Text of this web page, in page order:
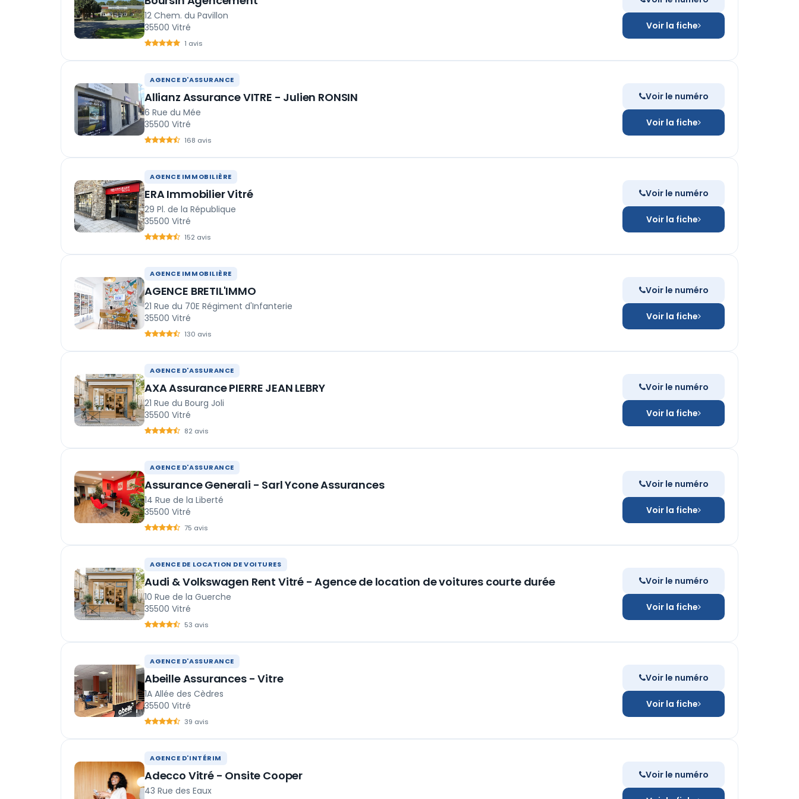
12 Chem. du Pavillon
35500 Vitré
1 avis
Voir la fiche
AGENCE D'ASSURANCE
Allianz Assurance VITRE - Julien RONSIN
6 Rue du Mée
35500 Vitré
168 avis
Voir le numéro
Voir la fiche
AGENCE IMMOBILIÈRE
ERA Immobilier Vitré
29 Pl. de la République
35500 Vitré
152 avis
Voir le numéro
Voir la fiche
AGENCE IMMOBILIÈRE
AGENCE BRETIL'IMMO
21 Rue du 70E Régiment d'Infanterie
35500 Vitré
130 avis
Voir le numéro
Voir la fiche
AGENCE D'ASSURANCE
AXA Assurance PIERRE JEAN LEBRY
21 Rue du Bourg Joli
35500 Vitré
82 avis
Voir le numéro
Voir la fiche
AGENCE D'ASSURANCE
Assurance Generali - Sarl Ycone Assurances
14 Rue de la Liberté
35500 Vitré
75 avis
Voir le numéro
Voir la fiche
AGENCE DE LOCATION DE VOITURES
Audi & Volkswagen Rent Vitré - Agence de location de voitures courte durée
10 Rue de la Guerche
35500 Vitré
53 avis
Voir le numéro
Voir la fiche
AGENCE D'ASSURANCE
Abeille Assurances - Vitre
1A Allée des Cèdres
35500 Vitré
39 avis
Voir le numéro
Voir la fiche
AGENCE D'INTÉRIM
Adecco Vitré - Onsite Cooper
43 Rue des Eaux
Voir le numéro